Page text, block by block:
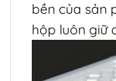
bền của sản
hộp luôn giữ